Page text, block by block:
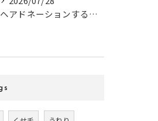
ヘアドネーションするお客様✂